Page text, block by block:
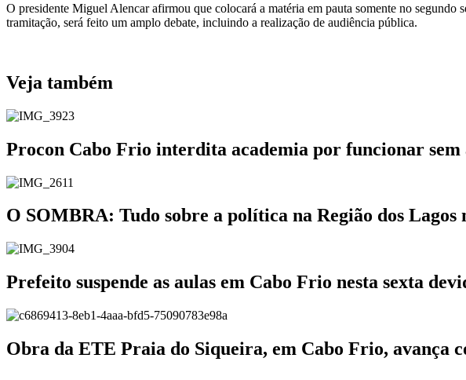
O presidente Miguel Alencar afirmou que colocará a matéria em pauta somente no segundo
tramitação, será feito um amplo debate, incluindo a realização de audiência pública.
Veja também
Procon Cabo Frio interdita academia por funcionar sem
O SOMBRA: Tudo sobre a política na Região dos Lagos
Prefeito suspende as aulas em Cabo Frio nesta sexta
Obra da ETE Praia do Siqueira, em Cabo Frio, avança